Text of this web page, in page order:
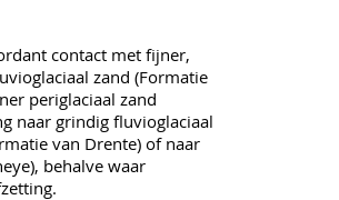
contact met fijner,
zand (Formatie
periglaciaal zand
naar grindig fluvioglaciaal
van Drente) of naar
behalve waar